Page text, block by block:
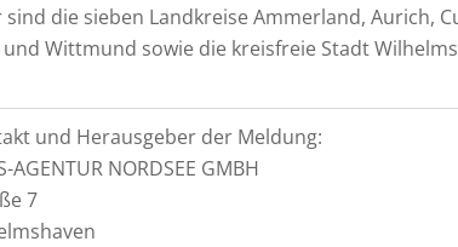
die sieben Landkreise Ammerland, Aurich,
Wittmund sowie die kreisfreie Stadt
und Herausgeber der Meldung:
AGENTUR NORDSEE GMBH
7